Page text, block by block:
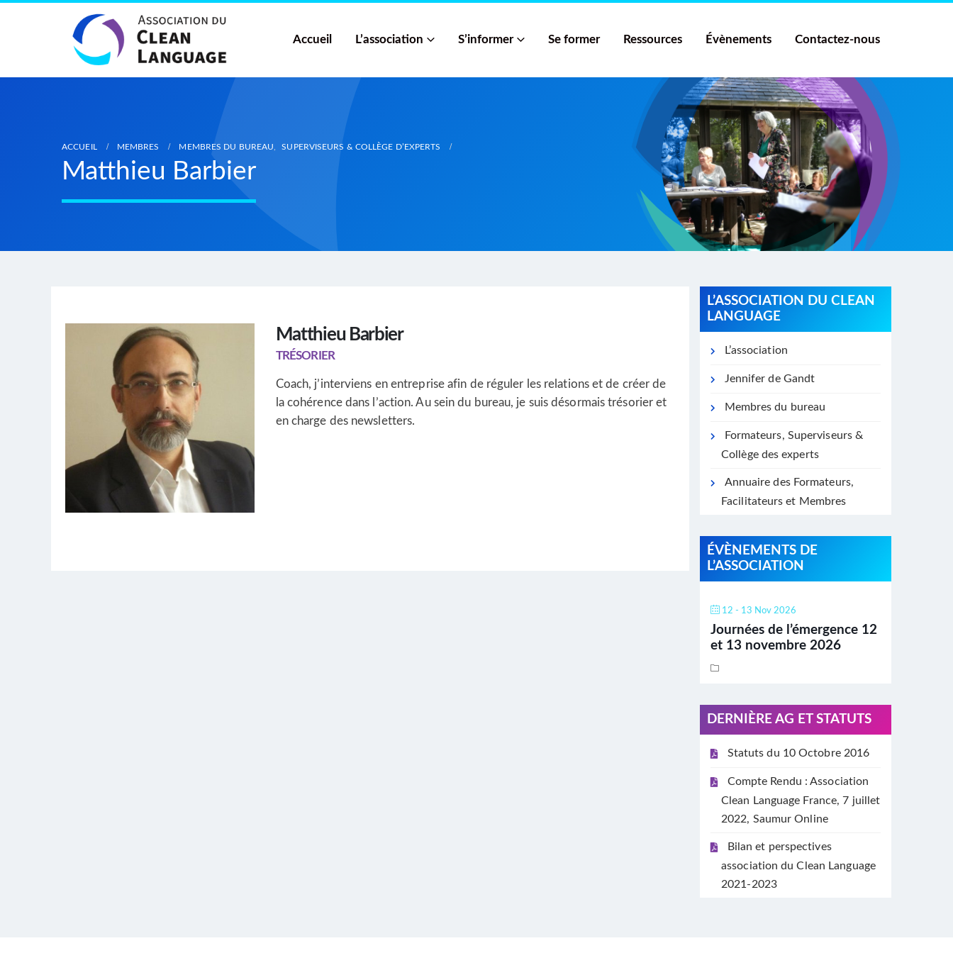
Accueil L’association S’informer Se former Ressources Évènements Contactez-nous
ACCUEIL MEMBRES MEMBRES DU BUREAU SUPERVISEURS & COLLÈGE D’EXPERTS
Matthieu Barbier
Matthieu Barbier
TRÉSORIER
Coach, j’interviens en entreprise afin de réguler les relations et de créer de
la cohérence dans l’action. Au sein du bureau, je suis désormais trésorier et
en charge des newsletters.
L’ASSOCIATION DU CLEAN
LANGUAGE
L’association
Jennifer de Gandt
Membres du bureau
Formateurs, Superviseurs &
Collège des experts
Annuaire des Formateurs,
Facilitateurs et Membres
ÉVÈNEMENTS DE
L’ASSOCIATION
12 - 13 Nov 2026
Journées de l’émergence 12
et 13 novembre 2026
DERNIÈRE AG ET STATUTS
Statuts du 10 Octobre 2016
Compte Rendu : Association
Clean Language France, 7 juillet
2022, Saumur Online
Bilan et perspectives
association du Clean Language
2021-2023